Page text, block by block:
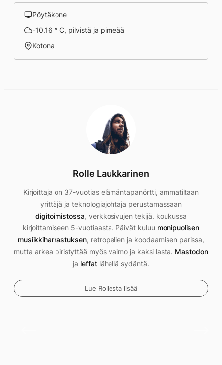
Pöytäkone
-10.16 ° C, pilvistä ja pimeää
Kotona
Rolle Laukkarinen
Kirjoittaja on 37-vuotias elämäntapanörtti, ammatiltaan
yrittäjä ja teknologiajohtaja perustamassaan
digitoimistossa, verkkosivujen tekijä, koukussa
kirjoittamiseen 5-vuotiaasta. Päivät kuluu monipuolisen
musiikkiharrastuksen, retropelien ja koodaamisen parissa,
mutta arkea piristyttää myös vaimo ja kaksi lasta. Mastodon
ja leffatlähellä sydäntä.
Lue Rollesta lisää